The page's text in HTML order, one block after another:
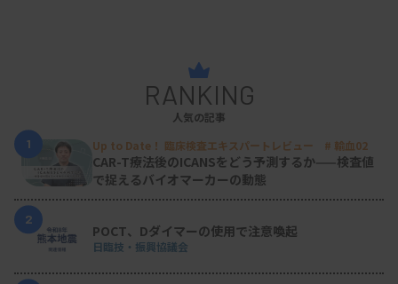
RANKING
人気の記事
1
Up to Date！ 臨床検査エキスパートレビュー # 輸血02
CAR-T療法後のICANSをどう予測するか——検査値
で捉えるバイオマーカーの動態
2
POCT、Dダイマーの使用で注意喚起
日臨技・振興協議会